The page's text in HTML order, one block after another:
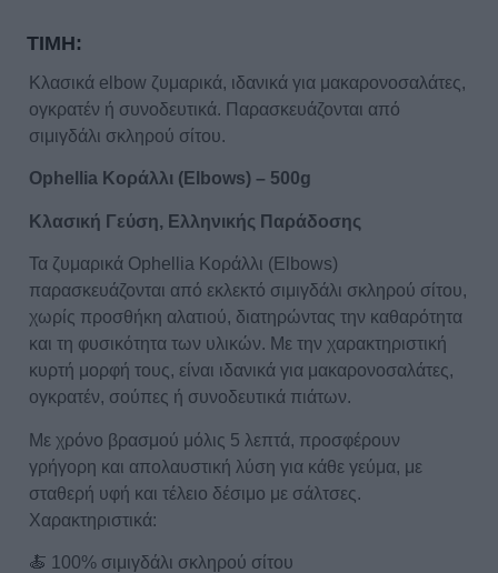
ΤΙΜΗ:
Κλασικά elbow ζυμαρικά, ιδανικά για μακαρονοσαλάτες,
ογκρατέν ή συνοδευτικά. Παρασκευάζονται από
σιμιγδάλι σκληρού σίτου.
Ophellia Κοράλλι (Elbows) – 500g
Κλασική Γεύση, Ελληνικής Παράδοσης
Τα ζυμαρικά Ophellia Κοράλλι (Elbows)
παρασκευάζονται από εκλεκτό σιμιγδάλι σκληρού σίτου,
χωρίς προσθήκη αλατιού, διατηρώντας την καθαρότητα
και τη φυσικότητα των υλικών. Με την χαρακτηριστική
κυρτή μορφή τους, είναι ιδανικά για μακαρονοσαλάτες,
ογκρατέν, σούπες ή συνοδευτικά πιάτων.
Με χρόνο βρασμού μόλις 5 λεπτά, προσφέρουν
γρήγορη και απολαυστική λύση για κάθε γεύμα, με
σταθερή υφή και τέλειο δέσιμο με σάλτσες.
Χαρακτηριστικά:
🍝 100% σιμιγδάλι σκληρού σίτου